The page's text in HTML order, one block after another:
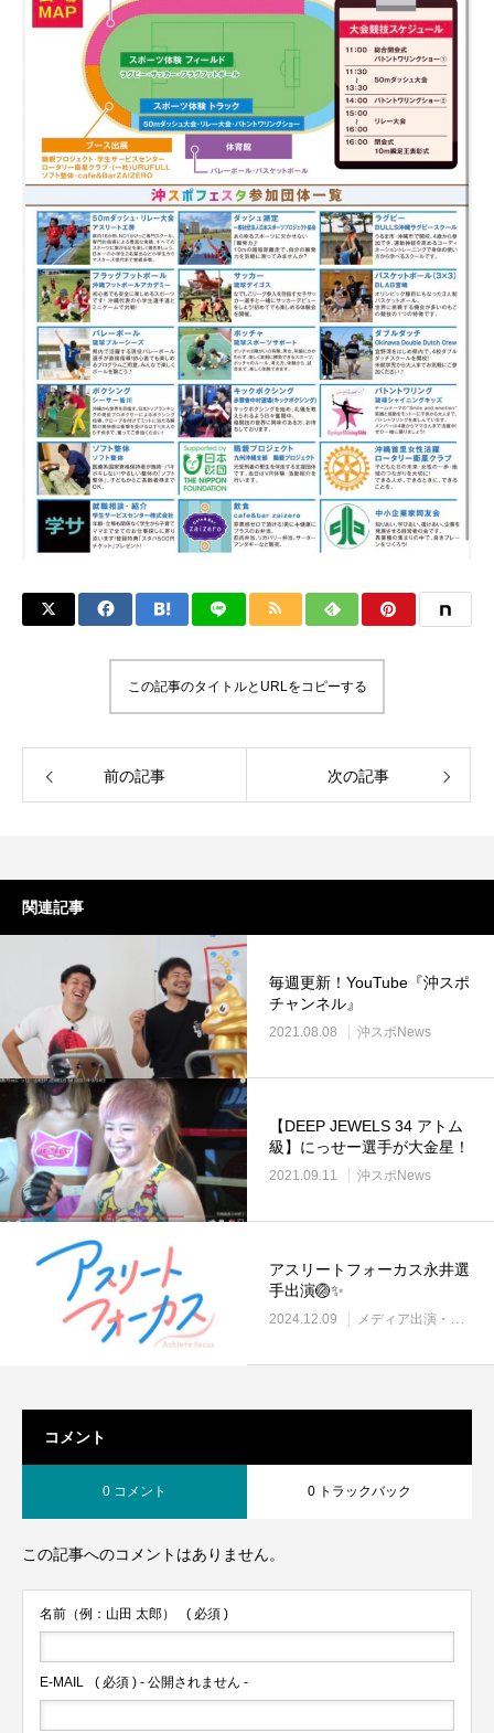
この記事のタイトルとURLをコピーする
前の記事 次の記事
関連記事
毎週更新！YouTube『沖スポ
チャンネル』
2021.08.08 沖スポNews
【DEEP JEWELS 34 アトム
級】にっせー選手が大金星！
2021.09.11 沖スポNews
アスリートフォーカス永井選
手出演🏐✨
2024.12.09 メディア出演・紹介
コメント
0 コメント 0 トラックバック
この記事へのコメントはありません。
名前（例：山田 太郎） ( 必須 )
E-MAIL ( 必須 ) - 公開されません -